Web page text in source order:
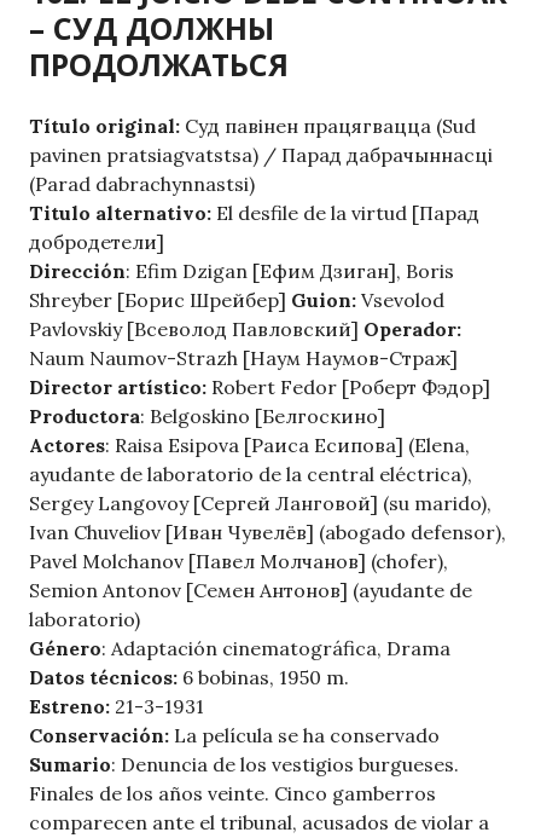
– СУД ДОЛЖНЫ
ПРОДОЛЖАТЬСЯ
Título original: Суд павінен працягвацца (Sud
pavinen pratsiagvatstsa) / Парад дабрачыннасці
(Parad dabrachynnastsi)
Titulo alternativo: El desfile de la virtud [Парад
добродетели]
Dirección: Efim Dzigan [Ефим Дзиган], Boris
Shreyber [Борис Шрейбер] Guion: Vsevolod
Pavlovskiy [Всеволод Павловский] Operador:
Naum Naumov-Strazh [Наум Наумов-Страж]
Director artístico: Robert Fedor [Роберт Фэдор]
Productora: Belgoskino [Белгоскино]
Actores: Raisa Esipova [Раиса Есипова] (Elena,
ayudante de laboratorio de la central eléctrica),
Sergey Langovoy [Сергей Ланговой] (su marido),
Ivan Chuveliov [Иван Чувелёв] (abogado defensor),
Pavel Molchanov [Павел Молчанов] (chofer),
Semion Antonov [Семен Антонов] (ayudante de
laboratorio)
Género: Adaptación cinematográfica, Drama
Datos técnicos: 6 bobinas, 1950 m.
Estreno: 21-3-1931
Conservación: La película se ha conservado
Sumario: Denuncia de los vestigios burgueses.
Finales de los años veinte. Cinco gamberros
comparecen ante el tribunal, acusados de violar a